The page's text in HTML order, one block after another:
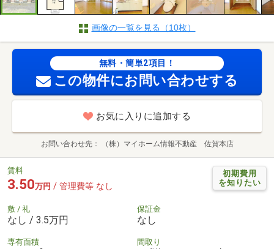
画像の一覧を見る（10枚）
無料・簡単2項目！
この物件にお問い合わせする
お気に入りに追加する
お問い合わせ先 （株）マイホーム情報不動産 佐賀本店
初期費用
を知りたい
賃料
3.50万円 / 管理費等 なし
敷 / 礼
なし / 3.5万円
保証金
なし
専有面積 間取り